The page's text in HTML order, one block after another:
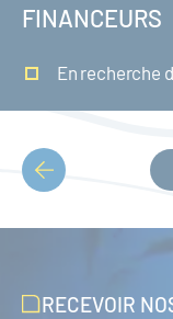
FINANCEURS
En recherche
PAGINATION
RECEVOIR